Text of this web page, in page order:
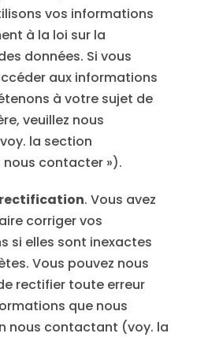
vos informations
à la loi sur la
données. Si vous
aux informations
à votre sujet de
veuillez nous
la section
nous contacter »).
. Vous avez
corriger vos
si elles sont inexactes
Vous pouvez nous
rectifier toute erreur
que nous
nous contactant (voy. la